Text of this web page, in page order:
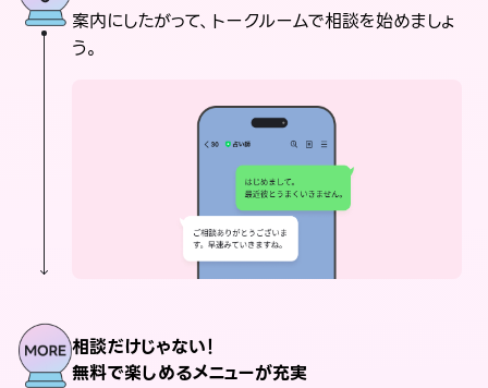
案内にしたがって、トークルームで相談を始めましょ
う。
相談だけじゃない！
無料で楽しめるメニューが充実